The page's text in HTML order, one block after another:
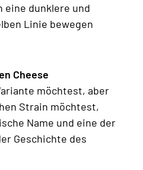
eine dunklere und
Linie bewegen
Cheese
möchtest, aber
Strain möchtest,
Name und eine der
Geschichte des